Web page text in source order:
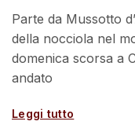
Parte da Mussotto
della nocciola nel
domenica scorsa a
andato
Leggi tutto